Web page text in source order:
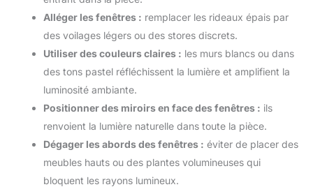
Alléger les fenêtres : remplacer les rideaux épais par
des voilages légers ou des stores discrets.
Utiliser des couleurs claires : les murs blancs ou dans
des tons pastel réfléchissent la lumière et amplifient la
luminosité ambiante.
Positionner des miroirs en face des fenêtres : ils
renvoient la lumière naturelle dans toute la pièce.
Dégager les abords des fenêtres : éviter de placer des
meubles hauts ou des plantes volumineuses qui
bloquent les rayons lumineux.